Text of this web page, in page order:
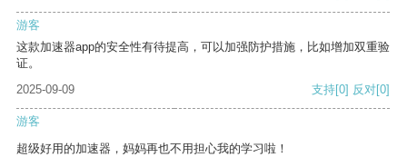
游客
这款加速器app的安全性有待提高，可以加强防护措施，比如增加双重验
证。
2025-09-09
支持[0] 反对[0]
游客
超级好用的加速器，妈妈再也不用担心我的学习啦！